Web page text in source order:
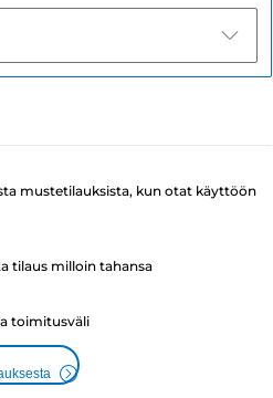
mustetilauksista, kun otat käyttöön
tilaus milloin tahansa
toimitusväli